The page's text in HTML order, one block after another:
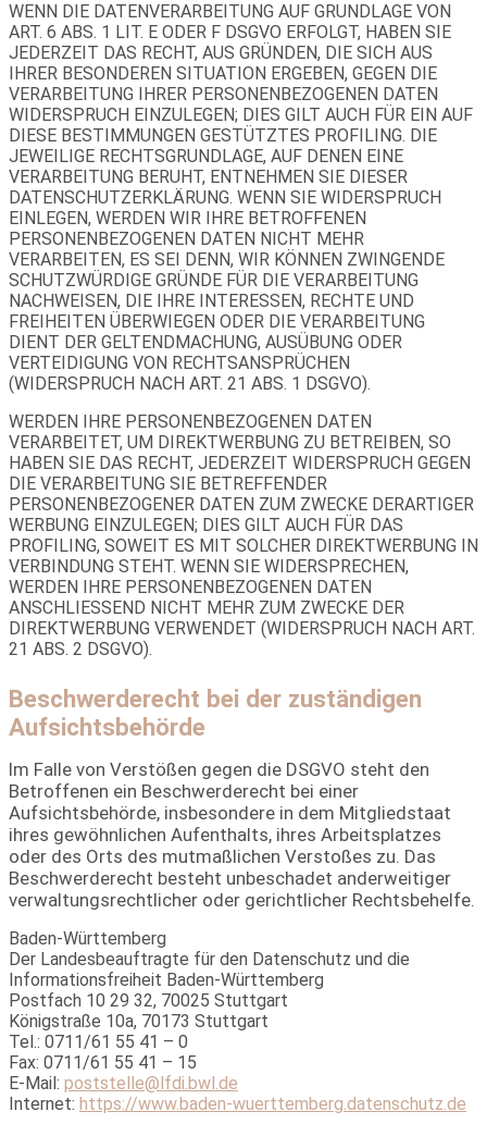
WENN DIE DATENVERARBEITUNG AUF GRUNDLAGE VON
ART. 6 ABS. 1 LIT. E ODER F DSGVO ERFOLGT, HABEN SIE
JEDERZEIT DAS RECHT, AUS GRÜNDEN, DIE SICH AUS
IHRER BESONDEREN SITUATION ERGEBEN, GEGEN DIE
VERARBEITUNG IHRER PERSONENBEZOGENEN DATEN
WIDERSPRUCH EINZULEGEN; DIES GILT AUCH FÜR EIN AUF
DIESE BESTIMMUNGEN GESTÜTZTES PROFILING. DIE
JEWEILIGE RECHTSGRUNDLAGE, AUF DENEN EINE
VERARBEITUNG BERUHT, ENTNEHMEN SIE DIESER
DATENSCHUTZERKLÄRUNG. WENN SIE WIDERSPRUCH
EINLEGEN, WERDEN WIR IHRE BETROFFENEN
PERSONENBEZOGENEN DATEN NICHT MEHR
VERARBEITEN, ES SEI DENN, WIR KÖNNEN ZWINGENDE
SCHUTZWÜRDIGE GRÜNDE FÜR DIE VERARBEITUNG
NACHWEISEN, DIE IHRE INTERESSEN, RECHTE UND
FREIHEITEN ÜBERWIEGEN ODER DIE VERARBEITUNG
DIENT DER GELTENDMACHUNG, AUSÜBUNG ODER
VERTEIDIGUNG VON RECHTSANSPRÜCHEN
(WIDERSPRUCH NACH ART. 21 ABS. 1 DSGVO).
WERDEN IHRE PERSONENBEZOGENEN DATEN
VERARBEITET, UM DIREKTWERBUNG ZU BETREIBEN, SO
HABEN SIE DAS RECHT, JEDERZEIT WIDERSPRUCH GEGEN
DIE VERARBEITUNG SIE BETREFFENDER
PERSONENBEZOGENER DATEN ZUM ZWECKE DERARTIGER
WERBUNG EINZULEGEN; DIES GILT AUCH FÜR DAS
PROFILING, SOWEIT ES MIT SOLCHER DIREKTWERBUNG IN
VERBINDUNG STEHT. WENN SIE WIDERSPRECHEN,
WERDEN IHRE PERSONENBEZOGENEN DATEN
ANSCHLIESSEND NICHT MEHR ZUM ZWECKE DER
DIREKTWERBUNG VERWENDET (WIDERSPRUCH NACH ART.
21 ABS. 2 DSGVO).
Beschwerderecht bei der zuständigen
Aufsichtsbehörde
Im Falle von Verstößen gegen die DSGVO steht den
Betroffenen ein Beschwerderecht bei einer
Aufsichtsbehörde, insbesondere in dem Mitgliedstaat
ihres gewöhnlichen Aufenthalts, ihres Arbeitsplatzes
oder des Orts des mutmaßlichen Verstoßes zu. Das
Beschwerderecht besteht unbeschadet anderweitiger
verwaltungsrechtlicher oder gerichtlicher Rechtsbehelfe.
Baden-Württemberg
Der Landesbeauftragte für den Datenschutz und die
Informationsfreiheit Baden-Württemberg
Postfach 10 29 32, 70025 Stuttgart
Königstraße 10a, 70173 Stuttgart
Tel.: 0711/61 55 41 – 0
Fax: 0711/61 55 41 – 15
E-Mail: poststelle@lfdi.bwl.de
Internet: https://www.baden-wuerttemberg.datenschutz.de